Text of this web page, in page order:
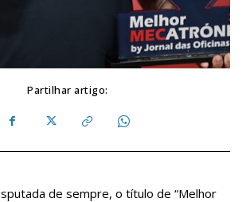
Partilhar artigo:
de sempre, o título de “Melhor